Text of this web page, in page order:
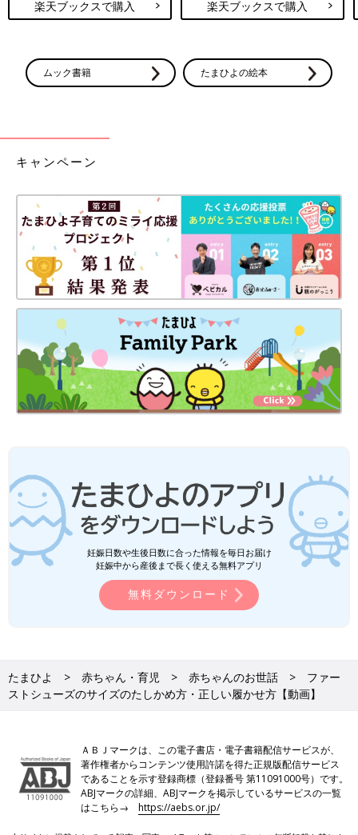
楽天ブックスで購入 楽天ブックスで購入
ムック書籍 たまひよの絵本
キャンペーン
妊娠日数や生後日数に合った情報を毎日お届け
妊娠中から産後まで長く使える無料アプリ
無料ダウンロード
たまひよ 赤ちゃん・育児 赤ちゃんのお世話
ファー
ストシューズのサイズのたしかめ方・正しい履かせ方【動画】
ＡＢＪマークは、この電子書店・電子書籍配信サービスが、
著作権者からコンテンツ使用許諾を得た正規版配信サービス
であることを示す登録商標（登録番号 第11091000号）です。
ABJマークの詳細、ABJマークを掲示しているサービスの一覧
はこちら→https://aebs.or.jp/